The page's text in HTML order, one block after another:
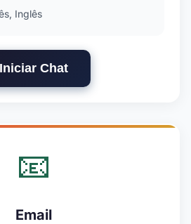
Inglês
Iniciar Chat
📧
Email